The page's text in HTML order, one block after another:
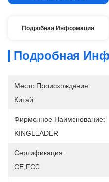
Подробная Информация
Подробная
Место Происхождения:
Китай
Фирменное Наименование:
KINGLEADER
Сертификация:
CE,FCC